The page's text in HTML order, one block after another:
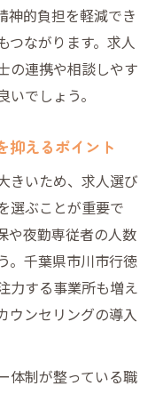
神的負担を軽減でき
つながります。求人
の連携や相談しやす
でしょう。
抑えるポイント
きいため、求人選び
選ぶことが重要で
や夜勤専従者の人数
。千葉県市川市行徳
力する事業所も増え
ウンセリングの導入
体制が整っている職